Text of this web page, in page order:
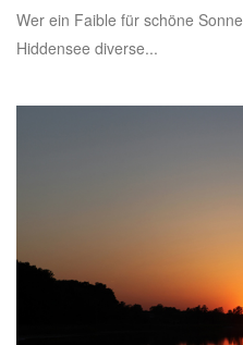
Wer ein Faible für schöne
Hiddensee diverse...